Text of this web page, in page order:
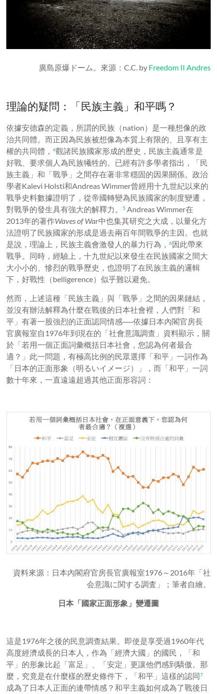
廣島原爆ドーム。來源：C.C. by Freedom II Andres
理論的疑問：「民族主義」和平嗎？
依據安德森的定義，所謂的民族（nation）是一種想像的政
治共同體。而正因為民族被想像為本質上有限的、且享有主
權的共同體，4觀諸民族國家形成的歷史，民族主義通常是
好戰、要求個人為民族犧牲的。已經有許多學者指出，「民
族主義」和「戰爭」之間存在著非常穩固的因果關係。政治
學者Kalevi Holsti和Andreas Wimmer曾經用十九世紀以來的
戰爭史料數據證明了，從帝國轉變為民族國家的制度變遷，
對戰爭的發生具有強大的解釋力 。5 Andreas Wimmer在
2013年的著作Waves of War中也集其研究之大成，以量化方
法證明了民族國家的形成是過去兩百年間戰爭的主因。也就
是說，理論上，民族主義會激發人的暴力行為 ，6因此帶來
戰爭。同時，經驗上，十九世紀以來發生在民族國家之間大
大小小的、慘烈的戰爭歷史，也證明了在民族主義的邏輯
下，好戰性（belligerence）似乎難以避免。
然而，上述這種「民族主義」與「戰爭」之間的因果鏈結，
並沒有辦法解釋為什麼在戰後的日本社會裡，人們對「和
平」有著一股強烈的正面認同情感──依據日本內閣官房長
官廣報室自1976年到現在的「社會意識調查」資料顯示，關
於「若用一個正面詞彙概括日本社會，您認為何者最合
適？」此一問題，有極高比例的民眾選擇「和平」一詞作為
「日本的正面形象（明るいイメージ）」，而「和平」一詞
數十年來，一直遠遠超過其他正面形容詞：
資料來源：日本內閣府官房長官廣報室1976～2016年「社
会意識に関する調査」；筆者自繪。
日本「國家正面形象」變遷圖
這是1976年之後的民意調查結果。即使是享受過1960年代
高度經濟成長的日本人，作為「經濟大國」的國民，「和
平」的形象比起「富足」、「安定」更讓他們感到驕傲。那
麼，究竟是在什麼樣的歷史條件下，「和平」這樣的認同7
成為了日本人正面的連帶情感？和平主義如何成為了戰後日